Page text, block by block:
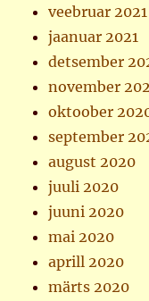
veebruar 2021
jaanuar 2021
detsember
november
oktoober
september
august 2020
juuli 2020
juuni 2020
mai 2020
aprill 2020
märts 2020